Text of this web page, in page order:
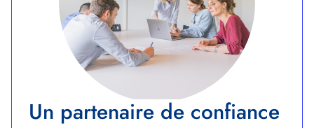
Titre
Un partenaire de confiance